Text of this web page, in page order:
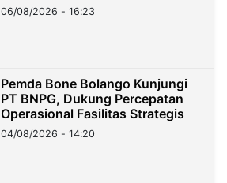
06/08/2026 - 16:23
Pemda Bone Bolango Kunjungi
PT BNPG, Dukung Percepatan
Operasional Fasilitas Strategis
04/08/2026 - 14:20